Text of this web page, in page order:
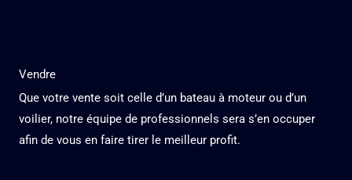
Vendre
Que votre vente soit celle d’un bateau à moteur ou d’un
voilier, notre équipe de professionnels sera s’en occuper
afin de vous en faire tirer le meilleur profit.